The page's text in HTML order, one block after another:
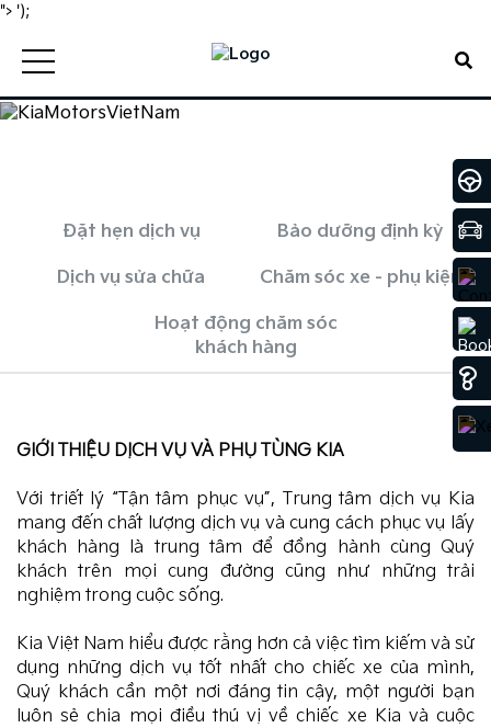
"> ');
Đặt hẹn dịch vụ Bảo dưỡng định kỳ
Dịch vụ sửa chữa Chăm sóc xe - phụ kiện
Hoạt động chăm sóc
khách hàng
GIỚI THIỆU DỊCH VỤ VÀ PHỤ TÙNG KIA
Với triết lý “Tận tâm phục vụ”, Trung tâm dịch vụ Kia
mang đến chất lượng dịch vụ và cung cách phục vụ lấy
khách hàng là trung tâm để đồng hành cùng Quý
khách trên mọi cung đường cũng như những trải
nghiệm trong cuộc sống.
Kia Việt Nam hiểu được rằng hơn cả việc tìm kiếm và sử
dụng những dịch vụ tốt nhất cho chiếc xe của mình,
Quý khách cần một nơi đáng tin cậy, một người bạn
luôn sẻ chia mọi điều thú vị về chiếc xe Kia và cuộc